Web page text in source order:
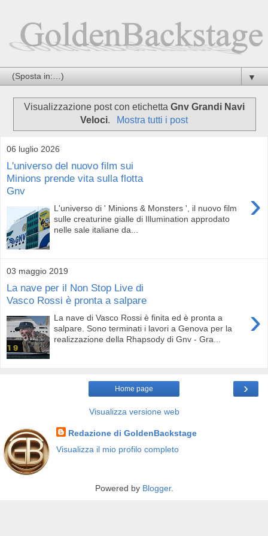
▼
Visualizzazione post con etichetta Gnv Grandi Navi
Veloci. Mostra tutti i post
06 luglio 2026
L'universo del nuovo film sui
Minions prende vita sulla flotta
Gnv
›
L'universo di ' Minions & Monsters ', il nuovo film
sulle creaturine gialle di Illumination approdato
nelle sale italiane da...
03 maggio 2019
La nave per il Non Stop Live di
Vasco Rossi è pronta a salpare
›
La nave di Vasco Rossi è finita ed è pronta a
salpare. Sono terminati i lavori a Genova per la
realizzazione della Rhapsody di Gnv - Gra...
›
Home page
Visualizza versione web
Redazione di GoldenBackstage
Visualizza il mio profilo completo
Powered by Blogger.